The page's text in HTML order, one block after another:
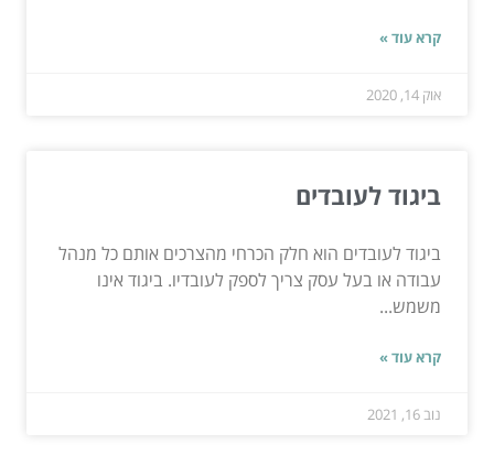
קרא עוד »
אוק 14, 2020
ביגוד לעובדים
ביגוד לעובדים הוא חלק הכרחי מהצרכים אותם כל מנהל
עבודה או בעל עסק צריך לספק לעובדיו. ביגוד אינו
משמש...
קרא עוד »
נוב 16, 2021